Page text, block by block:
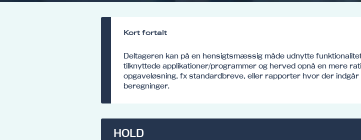
Kort fortalt
Deltageren kan på en hensigtsmæssig måde udnytte
tilknyttede applikationer/programmer og herved opnå en mere
opgaveløsning, fx standardbreve, eller rapporter hvor der
beregninger.
HOLD